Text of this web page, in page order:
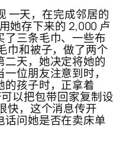
一天，在完成邻居的
她存下来的 2,000 卢
了三条毛巾、一些布
巾和被子，做了两个
二天，她决定将她的
位朋友注意到时，
的孩子时，正拿着
以把包带回家复制设
快，这个消息传开
话问她是否在卖床单